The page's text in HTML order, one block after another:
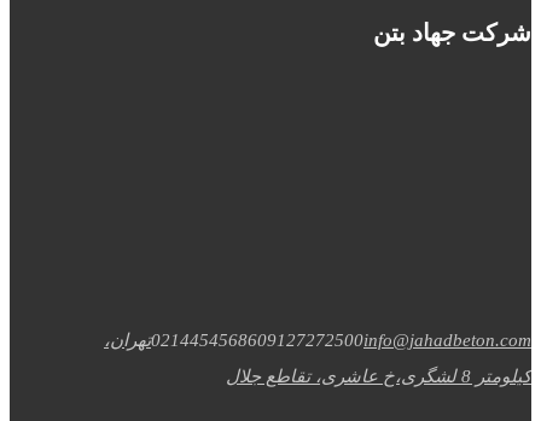
شرکت جهاد بتن
0214454568609127272500info@jahadbeton.com
تهران،
کیلومتر 8 لشگری،خ عاشری، تقاطع جلال